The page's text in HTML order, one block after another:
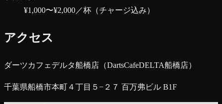
¥1,000〜¥2,000 ／杯（チャージ込み）
アクセス
ダーツカフェデルタ船橋店（DartsCafeDELTA船橋店）
千葉県船橋市本町４丁目５−２７ 百万弗ビル B1F